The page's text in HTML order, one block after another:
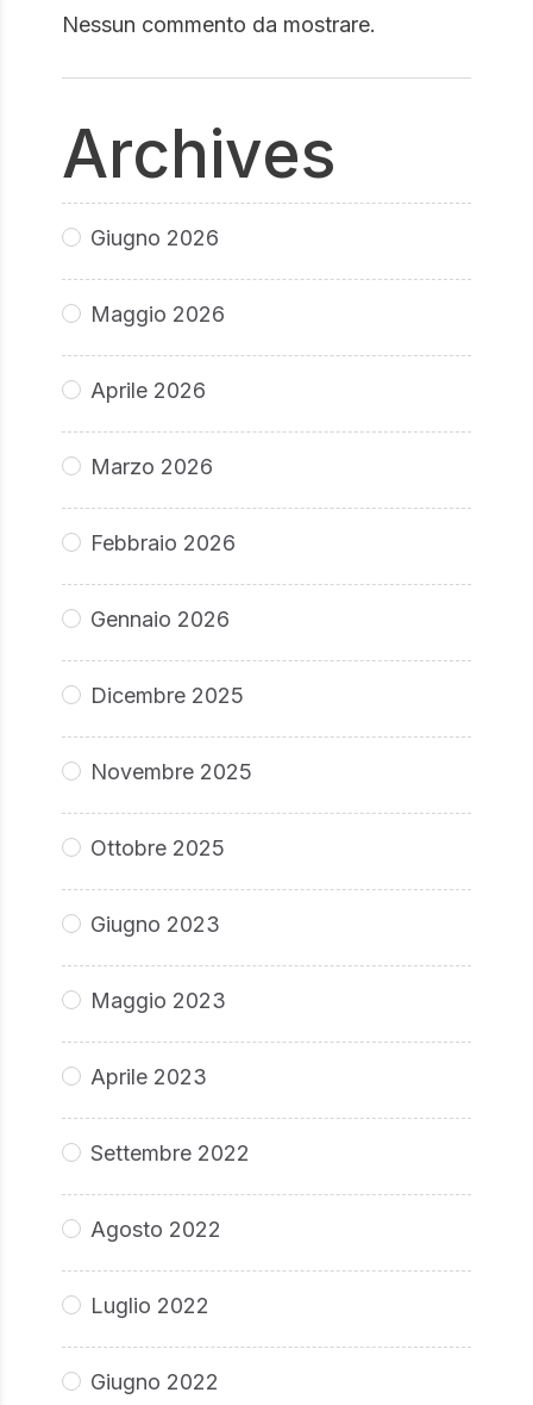
Nessun commento da mostrare.
Archives
Giugno 2026
Maggio 2026
Aprile 2026
Marzo 2026
Febbraio 2026
Gennaio 2026
Dicembre 2025
Novembre 2025
Ottobre 2025
Giugno 2023
Maggio 2023
Aprile 2023
Settembre 2022
Agosto 2022
Luglio 2022
Giugno 2022